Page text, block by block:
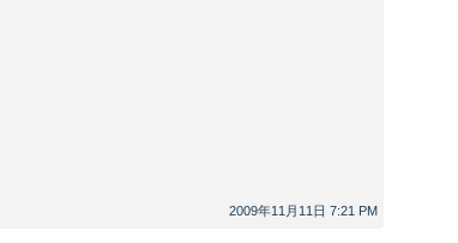
2009年11月11日 7:21 PM